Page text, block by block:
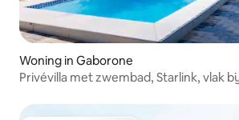
Woning in Gaborone
Privévilla met zwembad, Starlink, vlak